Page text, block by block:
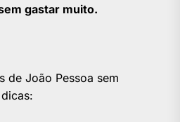
gastar muito.
de João Pessoa sem